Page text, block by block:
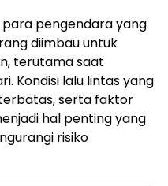
pengendara yang
diimbau untuk
terutama saat
Kondisi lalu lintas yang
serta faktor
hal penting yang
risiko